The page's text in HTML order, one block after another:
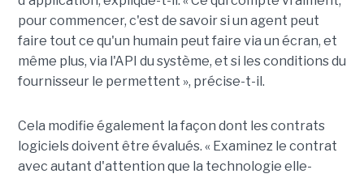
pour commencer, c'est de savoir si un agent peut
faire tout ce qu'un humain peut faire via un écran, et
même plus, via l'API du système, et si les conditions du
fournisseur le permettent », précise-t-il.
Cela modifie également la façon dont les contrats
logiciels doivent être évalués. « Examinez le contrat
avec autant d'attention que la technologie elle-